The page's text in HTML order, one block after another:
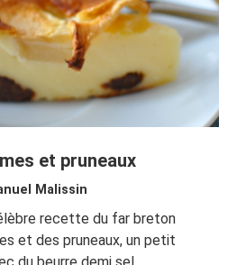
et pruneaux
Malissin
recette du far breton
et des pruneaux, un petit